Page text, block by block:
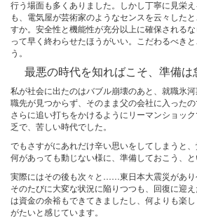
行う場面も多くありました。しかし丁寧に見栄
も、電気屋が芸術家のようなセンスを云々した
すか。安全性と機能性が充分以上に確保される
って早く終わらせたほうがいい。こだわるべき
う。
最悪の時代を知ればこそ、準備は
私が社会に出たのはバブル崩壊のあと、就職氷
職先が見つからず、そのまま父の会社に入ったの
さらに追い打ちをかけるようにリーマンショッ
乏で、苦しい時代でした。
でもさすがにあれだけ辛い思いをしてしまうと
何があっても動じない様に、準備しておこう、と
実際にはその後も次々と……東日本大震災があり
そのたびに大変な状況に陥りつつも、回復に迎
は資金の余裕もできてきましたし、何よりも楽
がたいと感じています。